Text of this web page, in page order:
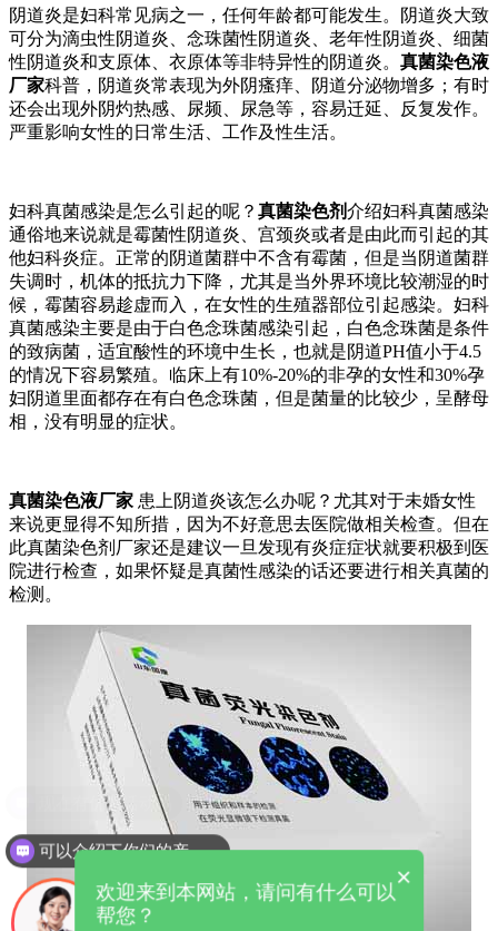
阴道炎是妇科常见病之一，任何年龄都可能发生。阴道炎大致
可分为滴虫性阴道炎、念珠菌性阴道炎、老年性阴道炎、细菌
性阴道炎和支原体、衣原体等非特异性的阴道炎。 真菌染色液
厂家科普，阴道炎常表现为外阴瘙痒、阴道分泌物增多；有时
还会出现外阴灼热感、尿频、尿急等，容易迁延、反复发作。
严重影响女性的日常生活、工作及性生活。
妇科真菌感染是怎么引起的呢？ 真菌染色剂介绍妇科真菌感染
通俗地来说就是霉菌性阴道炎、宫颈炎或者是由此而引起的其
他妇科炎症。正常的阴道菌群中不含有霉菌，但是当阴道菌群
失调时，机体的抵抗力下降，尤其是当外界环境比较潮湿的时
候，霉菌容易趁虚而入，在女性的生殖器部位引起感染。妇科
真菌感染主要是由于白色念珠菌感染引起，白色念珠菌是条件
的致病菌，适宜酸性的环境中生长，也就是阴道PH值小于4.5
的情况下容易繁殖。临床上有10%-20%的非孕的女性和30%孕
妇阴道里面都存在有白色念珠菌，但是菌量的比较少，呈酵母
相，没有明显的症状。
真菌染色液厂家 患上阴道炎该怎么办呢？尤其对于未婚女性
来说更显得不知所措，因为不好意思去医院做相关检查。但在
此真菌染色剂厂家还是建议一旦发现有炎症症状就要积极到医
院进行检查，如果怀疑是真菌性感染的话还要进行相关真菌的
检测。
可以介绍下你们的产品么
×
欢迎来到本网站，请问有什么可以
帮您？